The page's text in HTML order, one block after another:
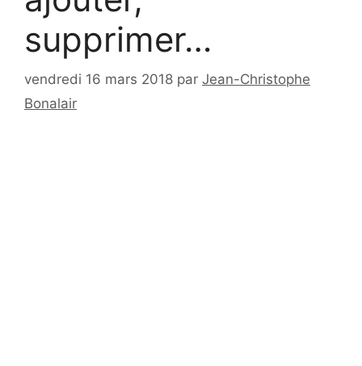
supprimer…
vendredi 16 mars 2018 par Jean-Christophe
Bonalair